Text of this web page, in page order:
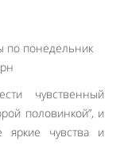
по понедельник
чувственный
половинкой”, и
яркие чувства и